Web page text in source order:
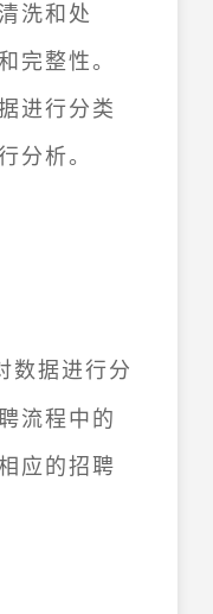
洗和处
完整性。
进行分类
分析。
数据进行分
流程中的
应的招聘